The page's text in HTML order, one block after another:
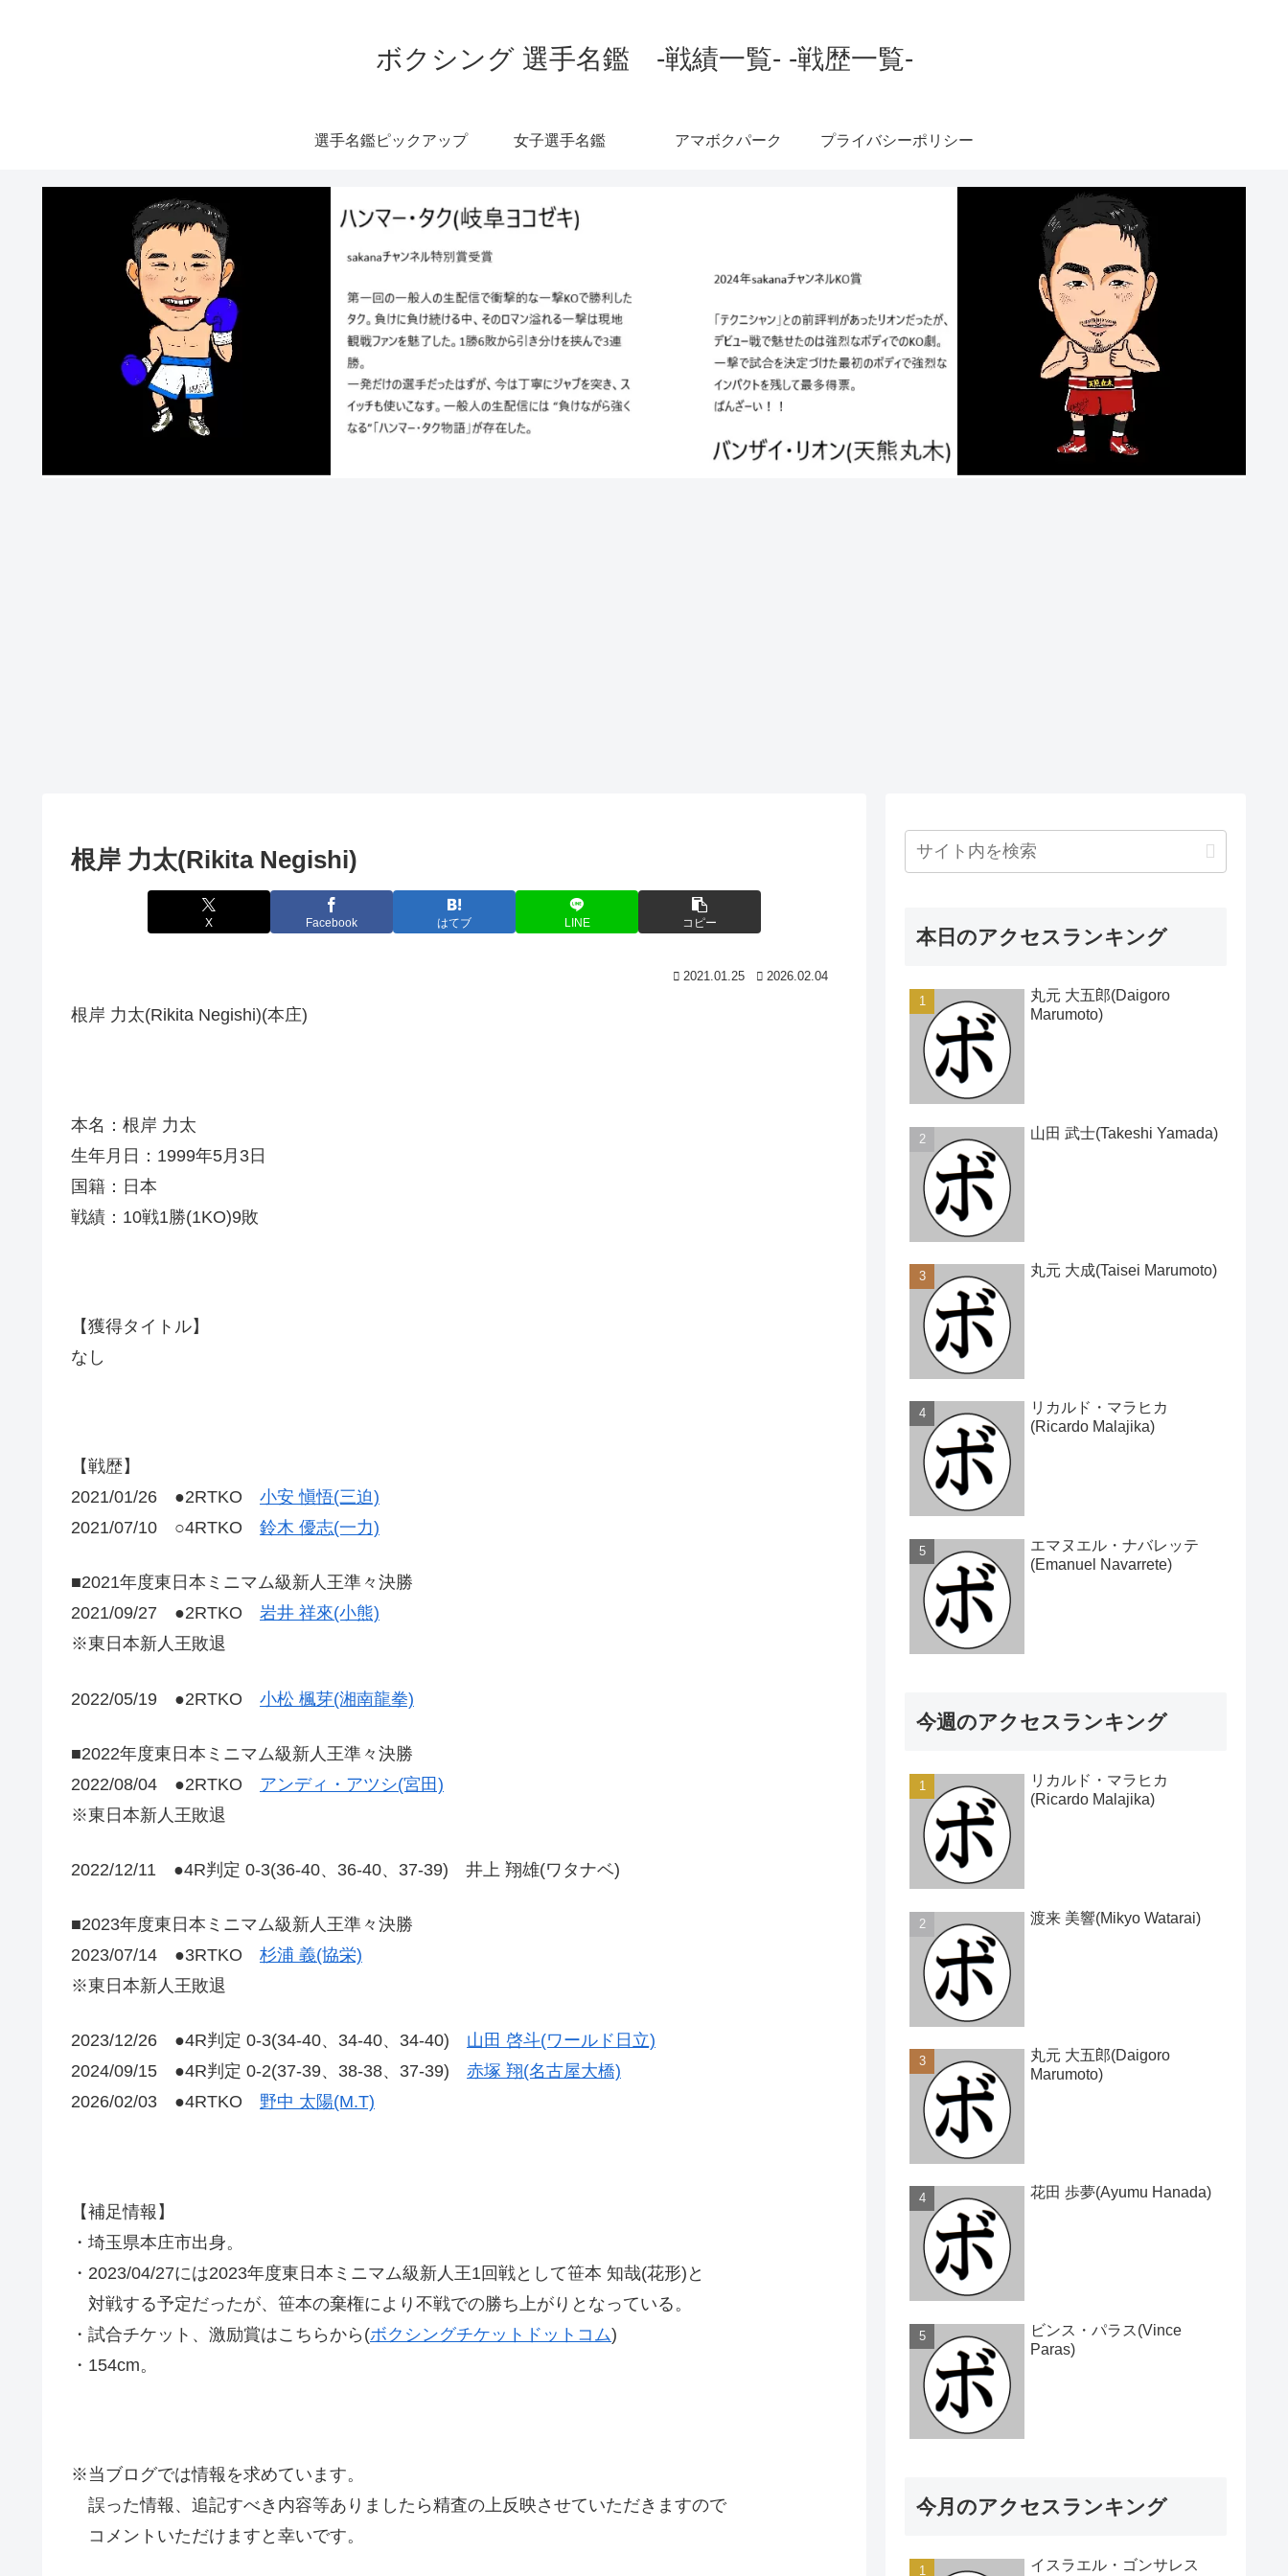
ボクシング 選手名鑑 -戦績一覧- -戦歴一覧-
選手名鑑ピックアップ 女子選手名鑑 アマボクパーク プライバシーポリシー
根岸 力太(Rikita Negishi)
X Facebook はてブ LINE コピー
2021.01.25 2026.02.04
根岸 力太(Rikita Negishi)(本庄)
本名：根岸 力太
生年月日：1999年5月3日
国籍：日本
戦績：10戦1勝(1KO)9敗
【獲得タイトル】
なし
【戦歴】
2021/01/26 ●2RTKO 小安 愼悟(三迫)
2021/07/10 ○4RTKO 鈴木 優志(一力)
■2021年度東日本ミニマム級新人王準々決勝
2021/09/27 ●2RTKO 岩井 祥來(小熊)
※東日本新人王敗退
2022/05/19 ●2RTKO 小松 楓芽(湘南龍拳)
■2022年度東日本ミニマム級新人王準々決勝
2022/08/04 ●2RTKO アンディ・アツシ(宮田)
※東日本新人王敗退
2022/12/11 ●4R判定 0-3(36-40、36-40、37-39) 井上 翔雄(ワタナベ)
■2023年度東日本ミニマム級新人王準々決勝
2023/07/14 ●3RTKO 杉浦 義(協栄)
※東日本新人王敗退
2023/12/26 ●4R判定 0-3(34-40、34-40、34-40) 山田 啓斗(ワールド日立)
2024/09/15 ●4R判定 0-2(37-39、38-38、37-39) 赤塚 翔(名古屋大橋)
2026/02/03 ●4RTKO 野中 太陽(M.T)
【補足情報】
・埼玉県本庄市出身。
・2023/04/27には2023年度東日本ミニマム級新人王1回戦として笹本 知哉(花形)と
対戦する予定だったが、笹本の棄権により不戦での勝ち上がりとなっている。
・試合チケット、激励賞はこちらから(ボクシングチケットドットコム)
・154cm。
※当ブログでは情報を求めています。
誤った情報、追記すべき内容等ありましたら精査の上反映させていただきますので
コメントいただけますと幸いです。
本日のアクセスランキング
丸元 大五郎(Daigoro
Marumoto)
山田 武士(Takeshi Yamada)
丸元 大成(Taisei Marumoto)
リカルド・マラヒカ
(Ricardo Malajika)
エマヌエル・ナバレッテ
(Emanuel Navarrete)
今週のアクセスランキング
リカルド・マラヒカ
(Ricardo Malajika)
渡来 美響(Mikyo Watarai)
丸元 大五郎(Daigoro
Marumoto)
花田 歩夢(Ayumu Hanada)
ビンス・パラス(Vince
Paras)
今月のアクセスランキング
イスラエル・ゴンサレス